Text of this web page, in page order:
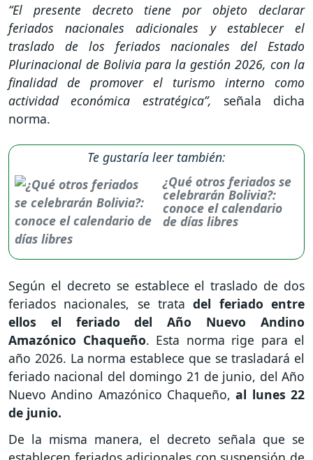
“El presente decreto tiene por objeto declarar
feriados nacionales adicionales y establecer el
traslado de los feriados nacionales del Estado
Plurinacional de Bolivia para la gestión 2026, con la
finalidad de promover el turismo interno como
actividad económica estratégica”, señala dicha
norma.
Te gustaría leer también:
¿Qué otros feriados se
celebrarán Bolivia?:
conoce el calendario
de días libres
Según el decreto se establece el traslado de dos
feriados nacionales, se tratadel feriado entre
ellos el feriado del Año Nuevo Andino
Amazónico Chaqueño. Esta norma rige para el
año 2026. La norma establece que se trasladará el
feriado nacional del domingo 21 de junio, del Año
Nuevo Andino Amazónico Chaqueño,al lunes 22
de junio.
De la misma manera, el decreto señala que se